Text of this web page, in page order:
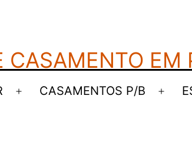
CASAMENTO EM
Abrir
CASAMENTOS P/B
Abrir